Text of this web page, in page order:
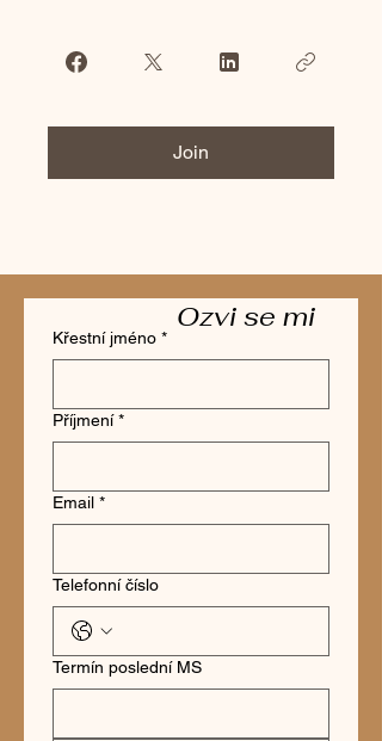
Join
Křestní jméno *
Příjmení *
Email *
Telefonní číslo
Termín poslední MS
Ozvi se mi